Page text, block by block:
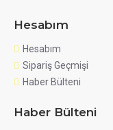
Hesabım
Hesabım
Sipariş Geçmişi
Haber Bülteni
Haber Bülteni